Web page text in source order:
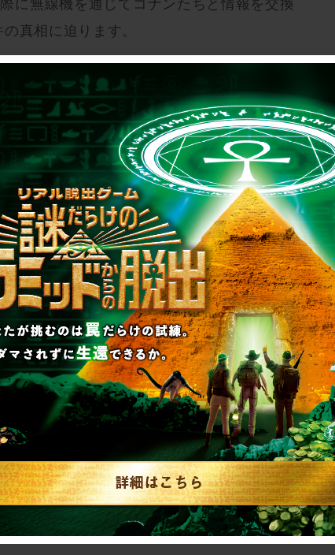
に無線機を通じてコナンたちと情報を交換
真相に迫ります。
、広島。
全国48か所での開催となり、すべての会場
、名古屋、大阪をはじめ、全国各地20以上
近くの会場をチェックして、お友達やご家
特設サイトをチェック
＋【詳細】＋＋＋
つ：2025年12月27日（土）～12月28日